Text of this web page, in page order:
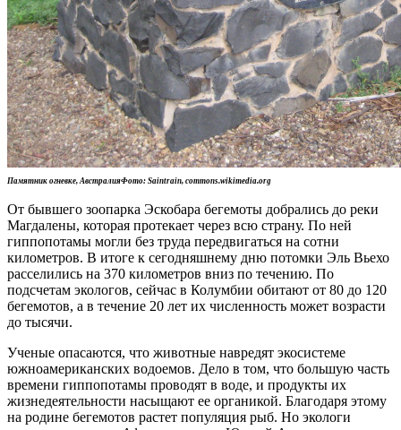
Памятник огневке, АвстралияФото: Saintrain, commons.wikimedia.org
От бывшего зоопарка Эскобара бегемоты добрались до реки
Магдалены, которая протекает через всю страну. По ней
гиппопотамы могли без труда передвигаться на сотни
километров. В итоге к сегодняшнему дню потомки Эль Вьехо
расселились на 370 километров вниз по течению. По
подсчетам экологов, сейчас в Колумбии обитают от 80 до 120
бегемотов, а в течение 20 лет их численность может возрасти
до тысячи.
Ученые опасаются, что животные навредят экосистеме
южноамериканских водоемов. Дело в том, что большую часть
времени гиппопотамы проводят в воде, и продукты их
жизнедеятельности насыщают ее органикой. Благодаря этому
на родине бегемотов растет популяция рыб. Но экологи